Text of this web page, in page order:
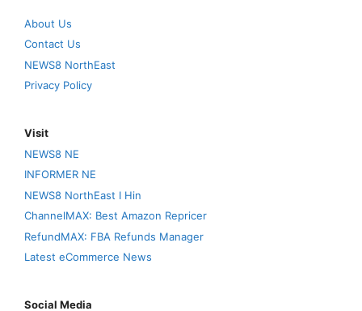
About Us
Contact Us
NEWS8 NorthEast
Privacy Policy
Visit
NEWS8 NE
INFORMER NE
NEWS8 NorthEast I Hin
ChannelMAX: Best Amazon Repricer
RefundMAX: FBA Refunds Manager
Latest eCommerce News
Social Media